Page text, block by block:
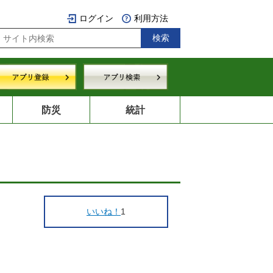
ログイン 利用方法
防災 統計
いいね！ 1